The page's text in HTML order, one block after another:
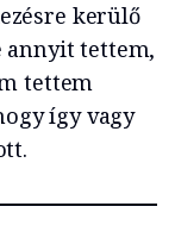
kerülő
annyit tettem,
tettem
így vagy